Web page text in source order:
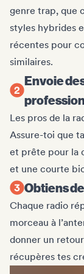
genre trap, que
styles hybrides
récentes pour
similaires.
Envoie
Les pros de la
Assure-toi que
et prête pour la
et une courte
Obtiens
Chaque radio
morceau à
donner un
récupères tes